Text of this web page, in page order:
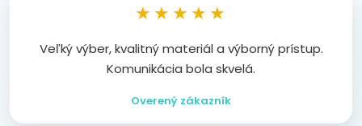
★★★★★
Veľký výber, kvalitný materiál a výborný prístup.
Komunikácia bola skvelá.
Overený zákazník